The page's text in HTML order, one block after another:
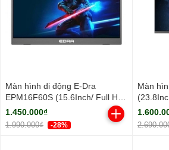
Màn hình di động E-Dra
EPM16F60S (15.6Inch/ Full HD/
5ms/ IPS)
1.450.000₫
1.990.000₫ -28%
Màn
250cd/